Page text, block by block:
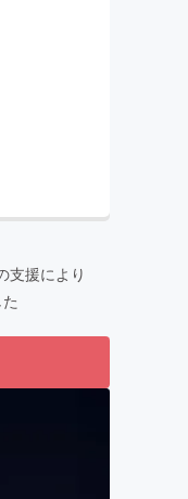
支援により